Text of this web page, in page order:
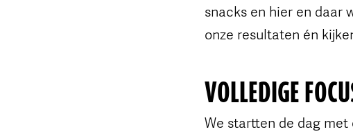
snacks en hier en daar
onze resultaten én
VOLLEDIGE
We startten de dag